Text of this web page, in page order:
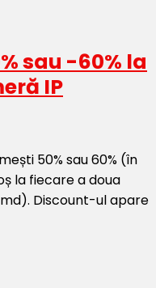
sau -60% la
IP
50% sau 60% (în
la fiecare a doua
Discount-ul apare